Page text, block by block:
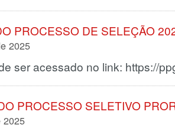
PROCESSO DE SELEÇÃO
2025
ser acessado no link: https://
PROCESSO SELETIVO
2025